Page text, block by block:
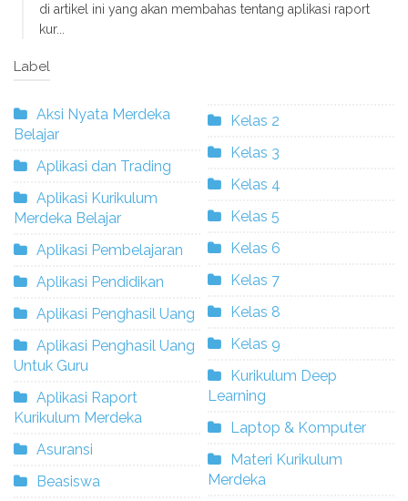
di artikel ini yang akan membahas tentang aplikasi raport
kur...
Label
Aksi Nyata Merdeka
Belajar
Aplikasi dan Trading
Aplikasi Kurikulum
Merdeka Belajar
Aplikasi Pembelajaran
Aplikasi Pendidikan
Aplikasi Penghasil Uang
Aplikasi Penghasil Uang
Untuk Guru
Aplikasi Raport
Kurikulum Merdeka
Asuransi
Beasiswa
Kelas 2
Kelas 3
Kelas 4
Kelas 5
Kelas 6
Kelas 7
Kelas 8
Kelas 9
Kurikulum Deep
Learning
Laptop & Komputer
Materi Kurikulum
Merdeka